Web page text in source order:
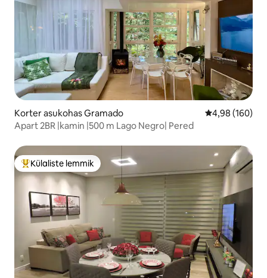
Korter asukohas Gramado Keskmine
4,98 (160)
Apart 2BR |kamin |500 m Lago Negro| Pered
Külaliste suur lemmik
Külaliste lemmik